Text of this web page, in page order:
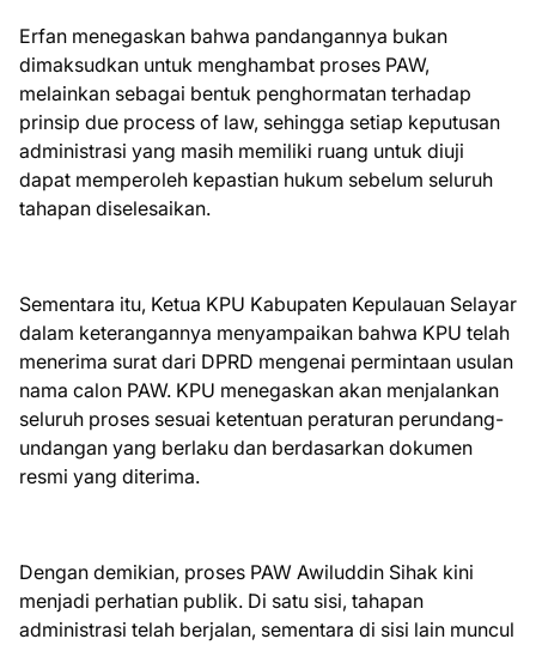
Erfan menegaskan bahwa pandangannya bukan
dimaksudkan untuk menghambat proses PAW,
melainkan sebagai bentuk penghormatan terhadap
prinsip due process of law, sehingga setiap keputusan
administrasi yang masih memiliki ruang untuk diuji
dapat memperoleh kepastian hukum sebelum seluruh
tahapan diselesaikan.
Sementara itu, Ketua KPU Kabupaten Kepulauan Selayar
dalam keterangannya menyampaikan bahwa KPU telah
menerima surat dari DPRD mengenai permintaan usulan
nama calon PAW. KPU menegaskan akan menjalankan
seluruh proses sesuai ketentuan peraturan perundang-
undangan yang berlaku dan berdasarkan dokumen
resmi yang diterima.
Dengan demikian, proses PAW Awiluddin Sihak kini
menjadi perhatian publik. Di satu sisi, tahapan
administrasi telah berjalan, sementara di sisi lain muncul